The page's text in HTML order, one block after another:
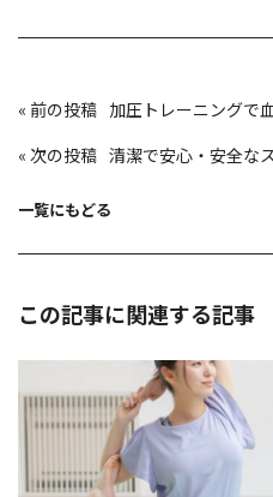
投
稿
ゲ
ョ
«
加圧トレーニングで
«
清潔で安心・安全な
一覧にもどる
この記事に関連する記事